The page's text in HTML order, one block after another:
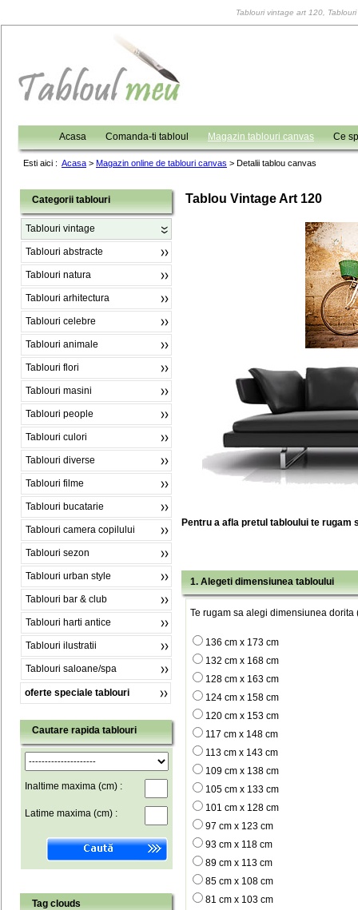
Tablouri vintage art 120,
Acasa Comanda-ti tabloul Magazin tablouri canvas Ce
Esti aici : Acasa > Magazin online de tablouri canvas > Detalii tablou canvas
Categorii tablouri
Tablouri vintage
Tablouri abstracte
Tablouri natura
Tablouri arhitectura
Tablouri celebre
Tablouri animale
Tablouri flori
Tablouri masini
Tablouri people
Tablouri culori
Tablouri diverse
Tablouri filme
Tablouri bucatarie
Tablouri camera copilului
Tablouri sezon
Tablouri urban style
Tablouri bar & club
Tablouri harti antice
Tablouri ilustratii
Tablouri saloane/spa
oferte speciale tablouri
Cautare rapida tablouri
Inaltime maxima (cm) :
Latime maxima (cm) :
Tag clouds
Tablou Vintage Art 120
Pentru a afla pretul tabloului te rugam
1. Alegeti dimensiunea tabloului
Te rugam sa alegi dimensiunea dorita
136 cm x 173 cm
132 cm x 168 cm
128 cm x 163 cm
124 cm x 158 cm
120 cm x 153 cm
117 cm x 148 cm
113 cm x 143 cm
109 cm x 138 cm
105 cm x 133 cm
101 cm x 128 cm
97 cm x 123 cm
93 cm x 118 cm
89 cm x 113 cm
85 cm x 108 cm
81 cm x 103 cm